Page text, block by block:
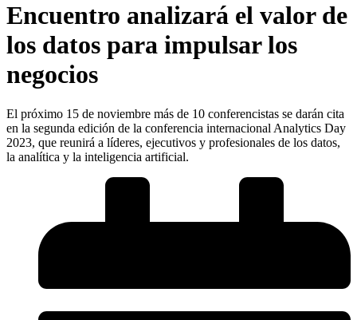
Encuentro analizará el valor de
los datos para impulsar los
negocios
El próximo 15 de noviembre más de 10 conferencistas se darán cita
en la segunda edición de la conferencia internacional Analytics Day
2023, que reunirá a líderes, ejecutivos y profesionales de los datos,
la analítica y la inteligencia artificial.